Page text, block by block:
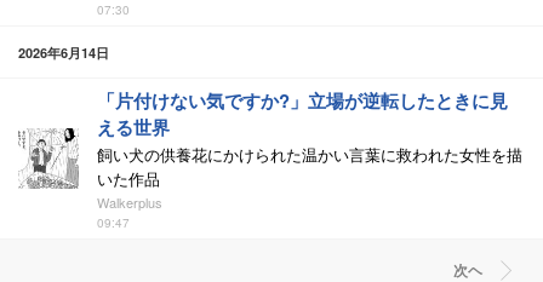
07:30
2026年6月14日
「片付けない気ですか?」立場が逆転したときに見
える世界
飼い犬の供養花にかけられた温かい言葉に救われた女性を描
いた作品
Walkerplus
09:47
次ヘ